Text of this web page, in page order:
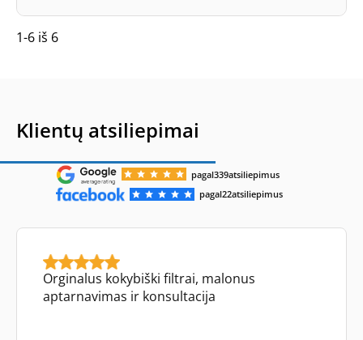
1-6 iš 6
Klientų atsiliepimai
pagal339atsiliepimus
pagal22atsiliepimus
Orginalus kokybiški filtrai, malonus
aptarnavimas ir konsultacija